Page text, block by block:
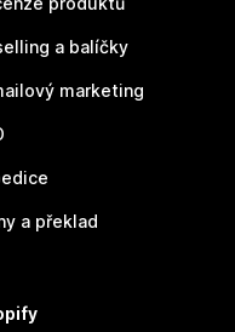
a balíčky
marketing
a překlad